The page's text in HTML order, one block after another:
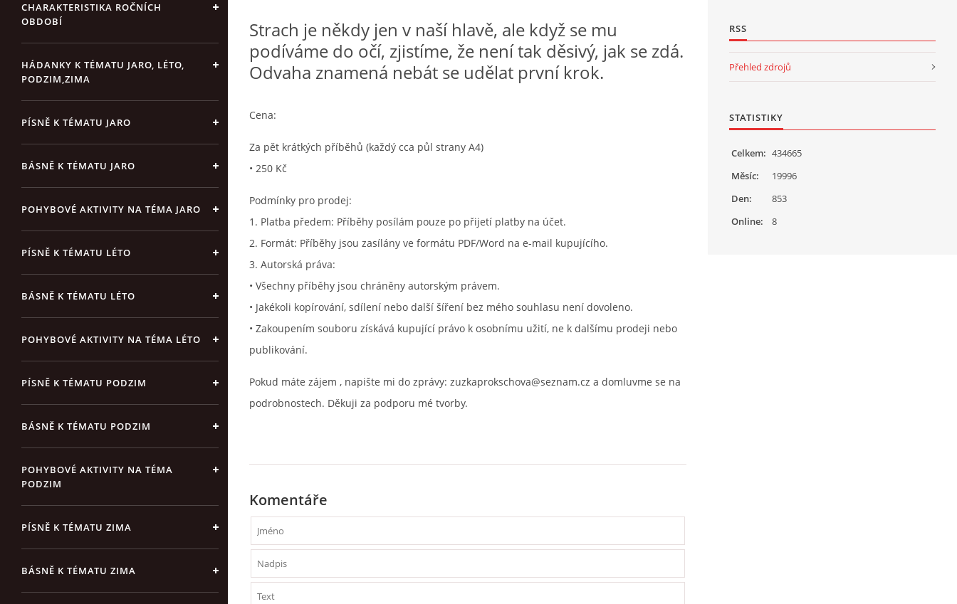
CHARAKTERISTIKA ROČNÍCH
OBDOBÍ
HÁDANKY K TÉMATU JARO, LÉTO,
PODZIM,ZIMA
PÍSNĚ K TÉMATU JARO
BÁSNĚ K TÉMATU JARO
POHYBOVÉ AKTIVITY NA TÉMA JARO
PÍSNĚ K TÉMATU LÉTO
BÁSNĚ K TÉMATU LÉTO
POHYBOVÉ AKTIVITY NA TÉMA LÉTO
PÍSNĚ K TÉMATU PODZIM
BÁSNĚ K TÉMATU PODZIM
POHYBOVÉ AKTIVITY NA TÉMA
PODZIM
PÍSNĚ K TÉMATU ZIMA
BÁSNĚ K TÉMATU ZIMA
Strach je někdy jen v naší hlavě, ale když se mu
podíváme do očí, zjistíme, že není tak děsivý, jak se zdá.
Odvaha znamená nebát se udělat první krok.
Cena:
Za pět krátkých příběhů (každý cca půl strany A4)
• 250 Kč
Podmínky pro prodej:
1. Platba předem: Příběhy posílám pouze po přijetí platby na účet.
2. Formát: Příběhy jsou zasílány ve formátu PDF/Word na e-mail kupujícího.
3. Autorská práva:
• Všechny příběhy jsou chráněny autorským právem.
• Jakékoli kopírování, sdílení nebo další šíření bez mého souhlasu není dovoleno.
• Zakoupením souboru získává kupující právo k osobnímu užití, ne k dalšímu prodeji nebo
publikování.
Pokud máte zájem , napište mi do zprávy: zuzkaprokschova@seznam.cz a domluvme se na
podrobnostech. Děkuji za podporu mé tvorby.
Komentáře
RSS
Přehled zdrojů
STATISTIKY
Online: 8
Celkem: 434665
Měsíc:
19996
Den:
853